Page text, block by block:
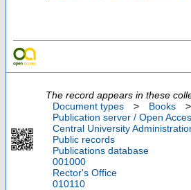
The record appears in these
Document types
> Books >
Publication server / Open
Central University
Public records
Publications database
001000
Rector's Office
010110